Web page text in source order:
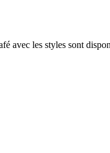
avec les styles sont